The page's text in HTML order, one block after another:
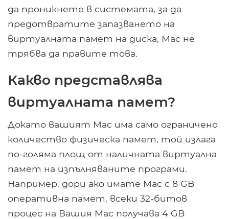
да проникнете в системата, за да
предотвратите запазването на
виртуалната памет на диска, Mac не
трябва да правите това.
Какво представлява
виртуалната памет?
Докато вашият Mac има само ограничено
количество физическа памет, той излага
по-голяма площ от наличната виртуална
памет на изпълняваните програми.
Например, дори ако имате Mac с 8 GB
оперативна памет, всеки 32-битов
процес на Вашия Mac получава 4 GB